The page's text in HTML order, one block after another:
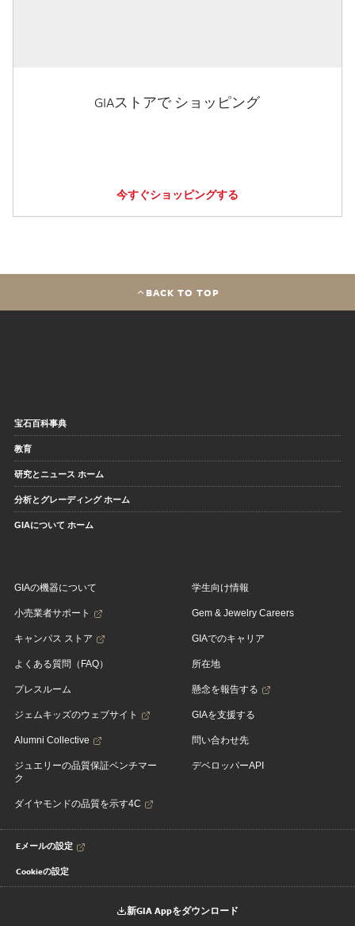
GIAストアで ショッピング
今すぐショッピングする
BACK TO TOP
宝石百科事典
教育
研究とニュース ホーム
分析とグレーディング ホーム
GIAについて ホーム
GIAの機器について
小売業者サポート
キャンパス ストア
よくある質問（FAQ）
プレスルーム
ジェムキッズのウェブサイト
Alumni Collective
ジュエリーの品質保証ベンチマー
ク
ダイヤモンドの品質を示す4C
学生向け情報
Gem & Jewelry Careers
GIAでのキャリア
所在地
懸念を報告する
GIAを支援する
問い合わせ先
デベロッパーAPI
Eメールの設定
Cookieの設定
新GIA Appをダウンロード